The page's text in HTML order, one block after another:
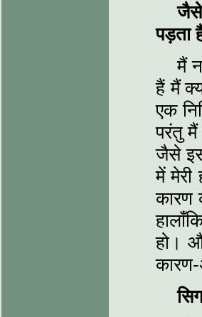
जैसे
पड़ता
मैं
हैं मैं
एक
परंतु
जैसे
में
कारण
हो।